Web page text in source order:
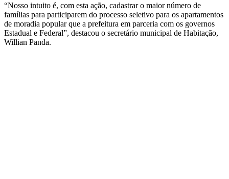
“Nosso intuito é, com esta ação, cadastrar o maior número de
famílias para participarem do processo seletivo para os apartamentos
de moradia popular que a prefeitura em parceria com os governos
Estadual e Federal”, destacou o secretário municipal de Habitação,
Willian Panda.